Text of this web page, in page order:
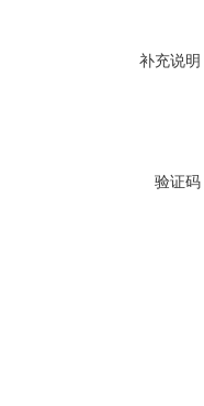
补充说明
验证码